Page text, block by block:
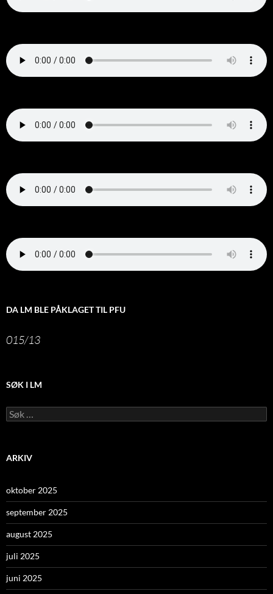
DA LM BLE PÅKLAGET TIL PFU
015/13
SØK I LM
Leit
etter:
ARKIV
oktober 2025
september 2025
august 2025
juli 2025
juni 2025